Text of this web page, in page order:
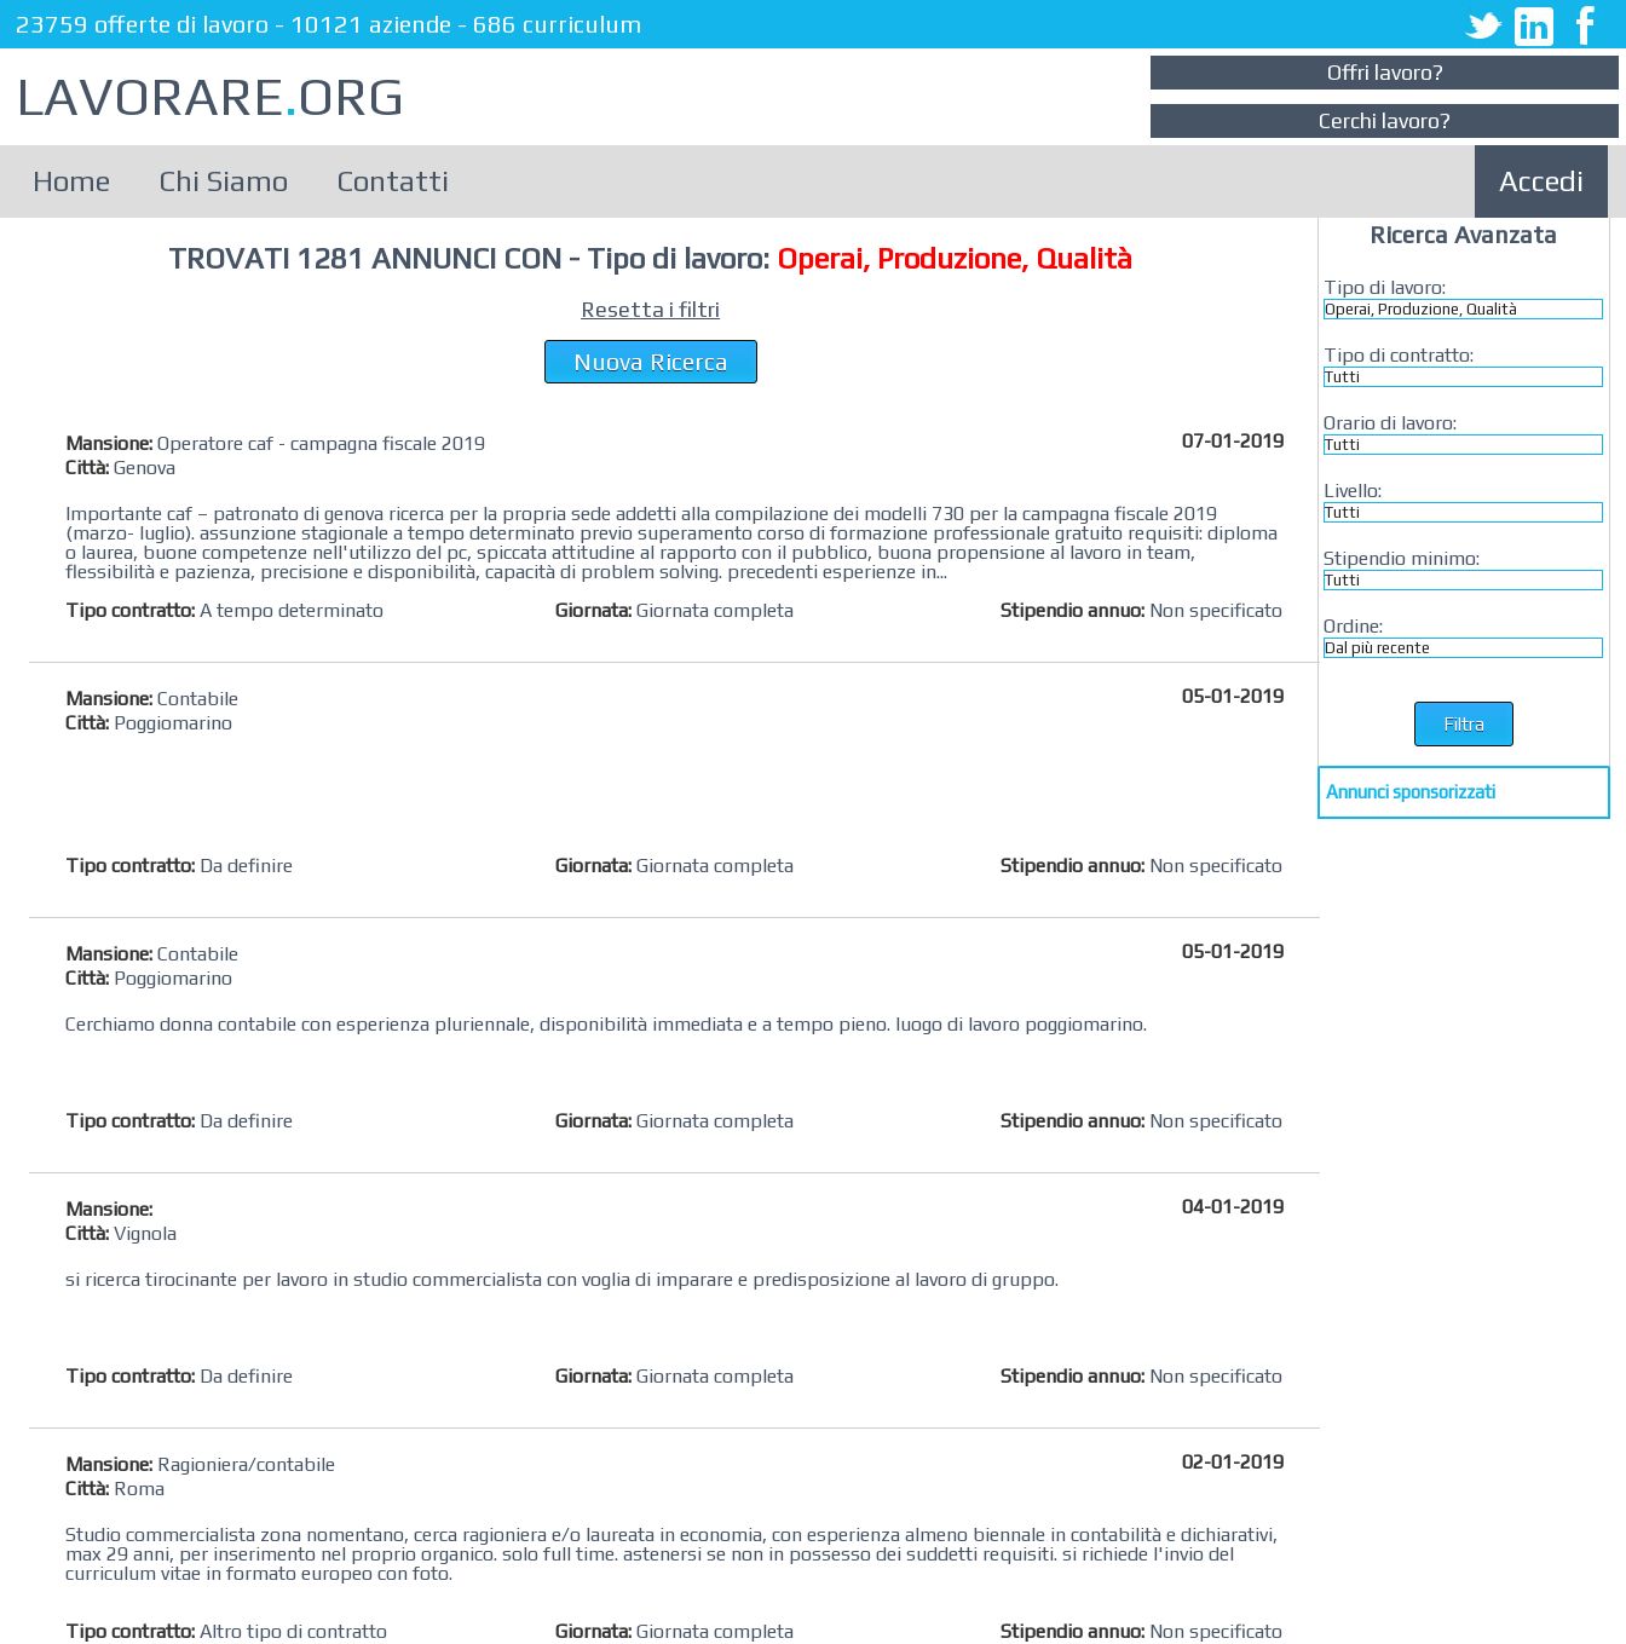
23759 offerte di lavoro - 10121 aziende - 686 curriculum
LAVORARE.ORG
Offri lavoro?
Cerchi lavoro?
Home Chi Siamo Contatti Accedi
TROVATI 1281 ANNUNCI CON - Tipo di lavoro: Operai, Produzione, Qualità
Resetta i filtri
Nuova Ricerca
Mansione: Operatore caf - campagna fiscale 2019
Città: Genova
07-01-2019
Importante caf – patronato di genova ricerca per la propria sede addetti alla compilazione dei modelli 730 per la campagna fiscale 2019
(marzo- luglio). assunzione stagionale a tempo determinato previo superamento corso di formazione professionale gratuito requisiti: diploma
o laurea, buone competenze nell'utilizzo del pc, spiccata attitudine al rapporto con il pubblico, buona propensione al lavoro in team,
flessibilità e pazienza, precisione e disponibilità, capacità di problem solving. precedenti esperienze in...
Tipo contratto: A tempo determinato Giornata: Giornata completa Stipendio annuo: Non specificato
Mansione: Contabile
Città: Poggiomarino
05-01-2019
Tipo contratto: Da definire Giornata: Giornata completa Stipendio annuo: Non specificato
Mansione: Contabile
Città: Poggiomarino
05-01-2019
Cerchiamo donna contabile con esperienza pluriennale, disponibilità immediata e a tempo pieno. luogo di lavoro poggiomarino.
Tipo contratto: Da definire Giornata: Giornata completa Stipendio annuo: Non specificato
Mansione:
Città: Vignola
04-01-2019
si ricerca tirocinante per lavoro in studio commercialista con voglia di imparare e predisposizione al lavoro di gruppo.
Tipo contratto: Da definire Giornata: Giornata completa Stipendio annuo: Non specificato
Mansione: Ragioniera/contabile
Città: Roma
02-01-2019
Studio commercialista zona nomentano, cerca ragioniera e/o laureata in economia, con esperienza almeno biennale in contabilità e dichiarativi,
max 29 anni, per inserimento nel proprio organico. solo full time. astenersi se non in possesso dei suddetti requisiti. si richiede l'invio del
curriculum vitae in formato europeo con foto.
Tipo contratto: Altro tipo di contratto Giornata: Giornata completa Stipendio annuo: Non specificato
Ricerca Avanzata
Tipo di lavoro:
Tipo di contratto:
Orario di lavoro:
Livello:
Stipendio minimo:
Ordine:
Annunci sponsorizzati